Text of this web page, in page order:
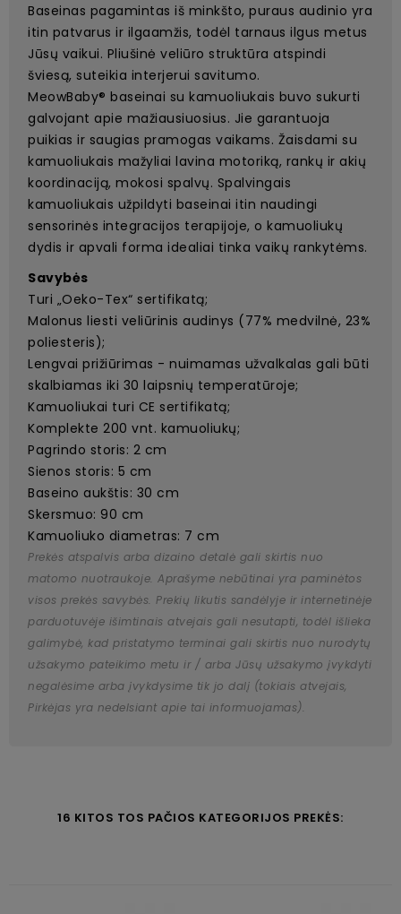
Baseinas pagamintas iš minkšto, puraus audinio yra
itin patvarus ir ilgaamžis, todėl tarnaus ilgus metus
Jūsų vaikui. Pliušinė veliūro struktūra atspindi
šviesą, suteikia interjerui savitumo.
MeowBaby® baseinai su kamuoliukais buvo sukurti
galvojant apie mažiausiuosius. Jie garantuoja
puikias ir saugias pramogas vaikams. Žaisdami su
kamuoliukais mažyliai lavina motoriką, rankų ir akių
koordinaciją, mokosi spalvų. Spalvingais
kamuoliukais užpildyti baseinai itin naudingi
sensorinės integracijos terapijoje, o kamuoliukų
dydis ir apvali forma idealiai tinka vaikų rankytėms.
Savybės
Turi „Oeko-Tex“ sertifikatą;
Malonus liesti veliūrinis audinys (77% medvilnė, 23%
poliesteris);
Lengvai prižiūrimas - nuimamas užvalkalas gali būti
skalbiamas iki 30 laipsnių temperatūroje;
Kamuoliukai turi CE sertifikatą;
Komplekte 200 vnt. kamuoliukų;
Pagrindo storis: 2 cm
Sienos storis: 5 cm
Baseino aukštis: 30 cm
Skersmuo: 90 cm
Kamuoliuko diametras: 7 cm
Prekės atspalvis arba dizaino detalė gali skirtis nuo
matomo nuotraukoje. Aprašyme nebūtinai yra paminėtos
visos prekės savybės. Prekių likutis sandėlyje ir internetinėje
parduotuvėje išimtinais atvejais gali nesutapti, todėl išlieka
galimybė, kad pristatymo terminai gali skirtis nuo nurodytų
užsakymo pateikimo metu ir / arba Jūsų užsakymo įvykdyti
negalėsime arba įvykdysime tik jo dalį (tokiais atvejais,
Pirkėjas yra nedelsiant apie tai informuojamas).
16 KITOS TOS PAČIOS KATEGORIJOS PREKĖS: